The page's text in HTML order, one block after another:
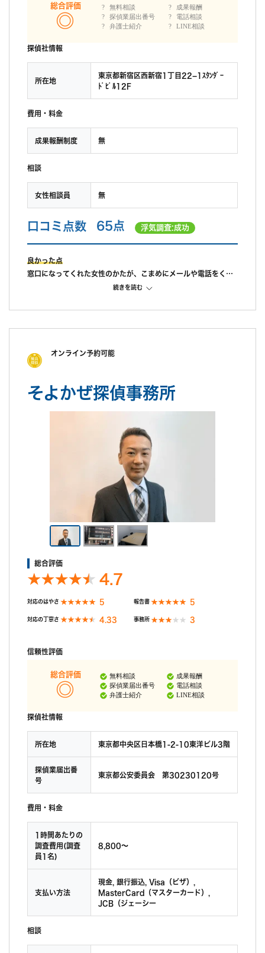
総合評価
無料相談
探偵業届出番号
弁護士紹介
成果報酬
電話相談
LINE相談
探偵社情報
所在地
東京都新宿区西新宿1丁目22−1ｽﾀﾝﾀﾞｰ
ﾄﾞﾋﾞﾙ12F
費用・料金
成果報酬制度 無
相談
女性相談員 無
口コミ点数 65点 浮気調査:成功
良かった点
窓口になってくれた女性のかたが、こまめにメールや電話をくれ
て、親身になって対応してくれたのが一番良かったです。
が、親切に対応していただきとても安心できました。
また、報告書が手元に届くまでに10日ほどかかり、結果がわかっ
ているのに動き出せないというじれったい時間が続いた為、対応
続きを読む
オンライン予約可能
そよかぜ探偵事務所
総合評価
4.7
対応のはやさ 5 報告書 5
対応の丁寧さ 4.33 事務所 3
信頼性評価
総合評価
無料相談
探偵業届出番号
弁護士紹介
成果報酬
電話相談
LINE相談
探偵社情報
所在地 東京都中央区日本橋1-2-10東洋ビル3階
探偵業届出番
号
東京都公安委員会 第30230120号
費用・料金
1時間あたりの
調査費用(調査
員1名)
8,800〜
支払い方法
現金, 銀行振込, Visa（ビザ）,
MasterCard（マスターカード）,
JCB（ジェーシー
相談